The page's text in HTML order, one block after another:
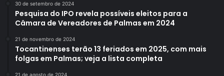
30 de setembro de 2024
Pesquisa do IPO revela possíveis eleitos para a
Câmara de Vereadores de Palmas em 2024
21 de novembro de 2024
Tocantinenses terão 13 feriados em 2025, com mais
folgas em Palmas; veja a lista completa
21 de agosto de 2024